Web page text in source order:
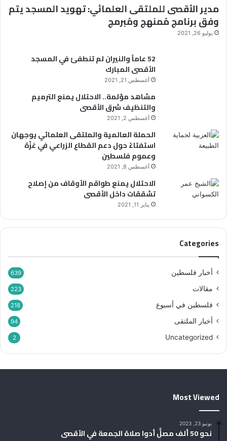
مدير الأقصى للملتقى العلمائي: تهويد المسجد يتم
وفق برنامج مُمنهج ومُبرمج
يوليو 26, 2021
52 عاماً والنيران لم تنطفئ في المسجد
الأقصى المبارك
أغسطس 21, 2021
مشاهد مؤلمة.. الاحتلال يمنع الترميم
والتنظيف شرق الأقصى
أغسطس 2, 2021
الحملة العالمية والملتقى العلمائي يوجهان
استفتاءً حول دعم القطاع الزراعي في غزّة
وعموم فلسطين
أغسطس 8, 2021
الاحتلال يمنع طواقم الأوقاف من إصلاح
تشققات داخل الأقصى
يناير 11, 2021
Categories
أخبار فلسطين 639
مقالات 223
فلسطين في أسبوع 218
أخبار الملتقى 94
Uncategorized
2
Most Viewed
يونيو 23, 2023
نحو 50 ألف مصلٍّ أدوا صلاة الجمعة في الأقصى